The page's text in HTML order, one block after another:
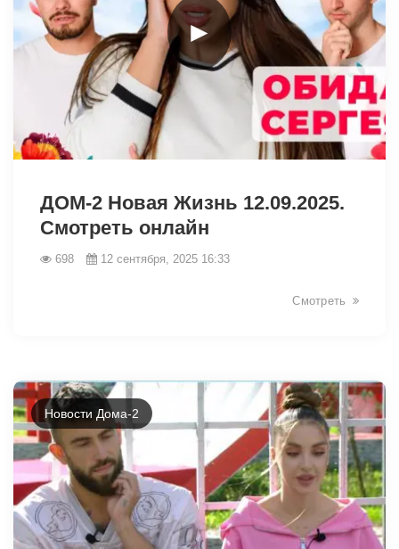
►
ДОМ-2 Новая Жизнь 12.09.2025.
Смотреть онлайн
698 12 сентября, 2025 16:33
Смотреть
Новости Дома-2